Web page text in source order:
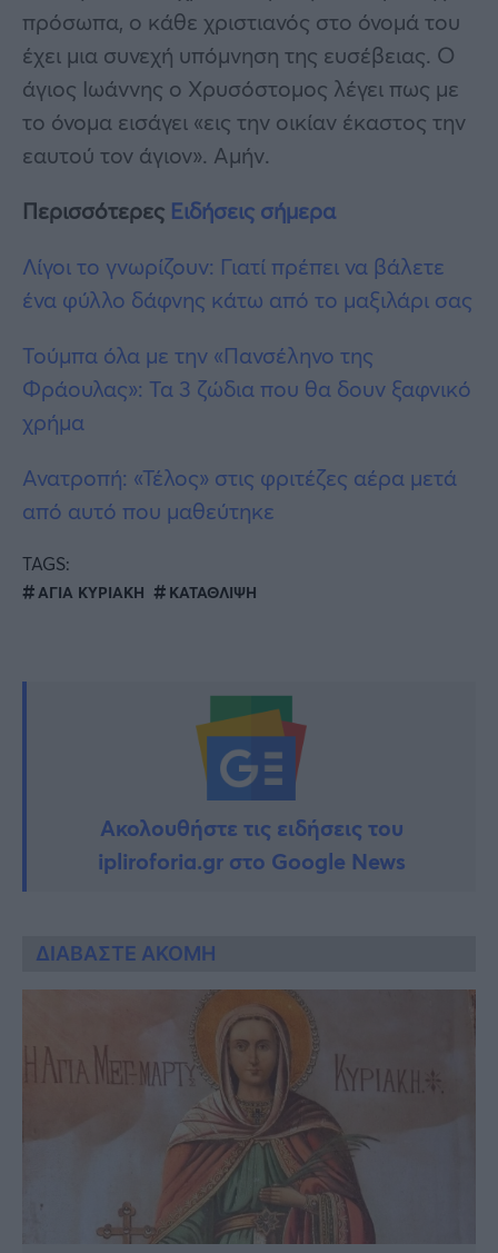
πρόσωπα, ο κάθε χριστιανός στο όνομά του
έχει μια συνεχή υπόμνηση της ευσέβειας. Ο
άγιος Ιωάννης ο Χρυσόστομος λέγει πως με
το όνομα εισάγει «εις την οικίαν έκαστος την
εαυτού τον άγιον». Αμήν.
Περισσότερες Ειδήσεις σήμερα
Λίγοι το γνωρίζουν: Γιατί πρέπει να βάλετε
ένα φύλλο δάφνης κάτω από το μαξιλάρι σας
Τούμπα όλα με την «Πανσέληνο της
Φράουλας»: Τα 3 ζώδια που θα δουν ξαφνικό
χρήμα
Ανατροπή: «Τέλος» στις φριτέζες αέρα μετά
από αυτό που μαθεύτηκε
TAGS:
ΑΓΙΑ ΚΥΡΙΑΚΗ ΚΑΤΑΘΛΙΨΗ
Ακολουθήστε τις ειδήσεις του
ipliroforia.gr στο Google News
ΔΙΑΒΑΣΤΕ ΑΚΟΜΗ